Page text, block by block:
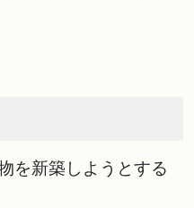
を新築しようとする